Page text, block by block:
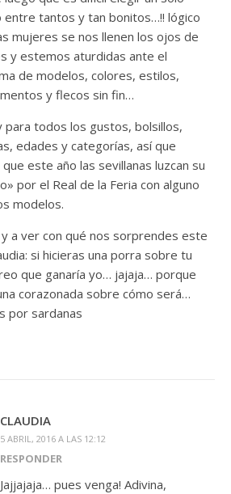
entre tantos y tan bonitos…!! lógico
mujeres se nos llenen los ojos de
y estemos aturdidas ante el
de modelos, colores, estilos,
y flecos sin fin…
para todos los gustos, bolsillos,
edades y categorías, así que
este año las sevillanas luzcan su
por el Real de la Feria con alguno
modelos.
y a ver con qué nos sorprendes este
si hicieras una porra sobre tu
que ganaría yo… jajaja… porque
corazonada sobre cómo será…
por sardanas
CLAUDIA
5 ABRIL, 2016 A LAS 12:12
RESPONDER
Jajjajaja… pues venga! Adivina,